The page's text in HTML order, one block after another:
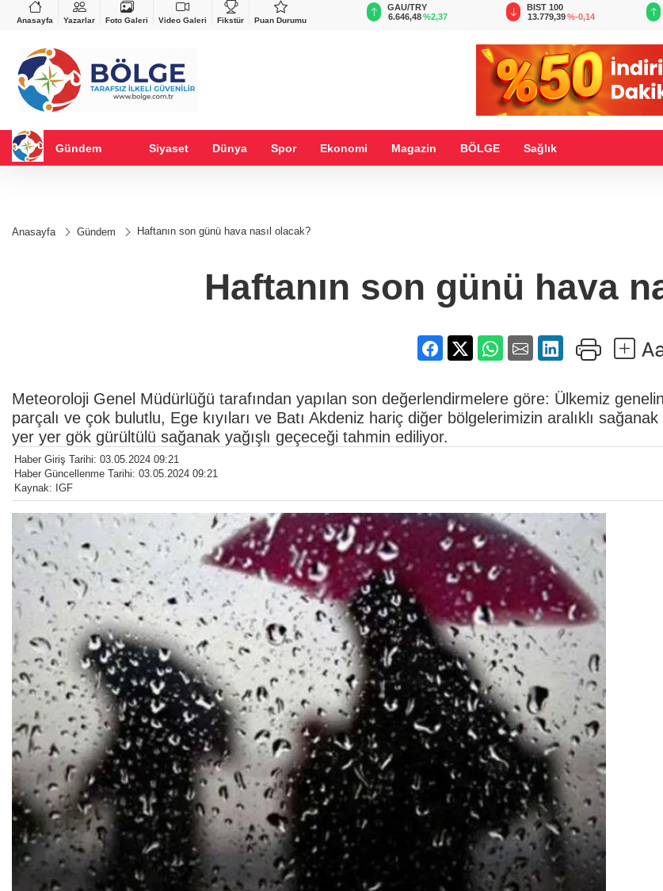
Anasayfa Yazarlar Foto Galeri Video Galeri Fikstür Puan Durumu
%-0,22
VND
0,0018
%0,16
GAU/TRY
6.646,48%2,37
BIST 100
13.779,39%-0,14
USD
47,6892%0,15
Gündem Siyaset Dünya Spor Ekonomi Magazin BÖLGE Sağlık
Anasayfa Gündem Haftanın son günü hava nasıl olacak?
Haftanın son günü hava
Meteoroloji Genel Müdürlüğü tarafından yapılan son değerlendirmelere göre: Ülkemiz
parçalı ve çok bulutlu, Ege kıyıları ve Batı Akdeniz hariç diğer bölgelerimizin aralıklı sağanak
yer yer gök gürültülü sağanak yağışlı geçeceği tahmin ediliyor.
Haber Giriş Tarihi: 03.05.2024 09:21
Haber Güncellenme Tarihi: 03.05.2024 09:21
Kaynak: IGF